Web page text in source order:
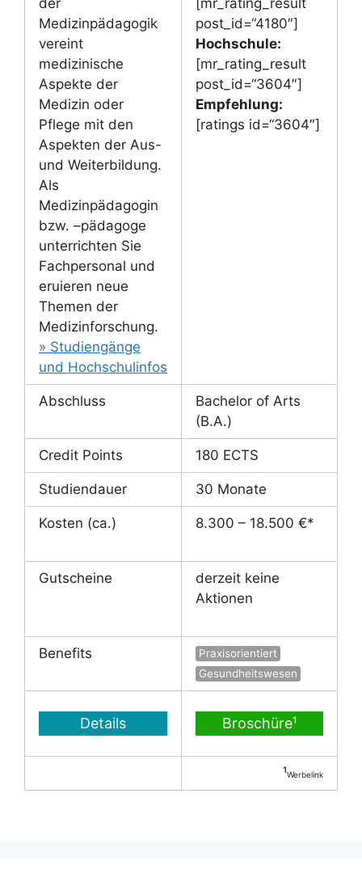
Medizinpädagogik
vereint
medizinische
Aspekte der
Medizin oder
Pflege mit den
Aspekten der Aus-
und Weiterbildung.
Als
Medizinpädagogin
bzw. –pädagoge
unterrichten Sie
Fachpersonal und
eruieren neue
Themen der
Medizinforschung.
» Studiengänge
und Hochschulinfos
post_id=“4180″]
Hochschule:
[mr_rating_result
post_id=“3604″]
Empfehlung:
[ratings id=“3604″]
Abschluss
Bachelor of Arts
(B.A.)
Credit Points 180 ECTS
Studiendauer 30 Monate
Kosten (ca.) 8.300 – 18.500 €*
Gutscheine
derzeit keine
Aktionen
Benefits
Praxisorientiert
Gesundheitswesen
Details Broschüre¹
¹Werbelink